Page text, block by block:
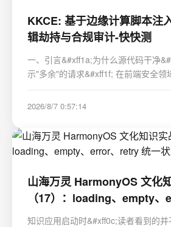
KKCE: 基于边缘计算脚本注
辑劫持与合规审计-快快测
一、引言&#xff1a;为什么源代码干净
示"多余"的请求&#xff1f; 在前端安全领域&#xff0c;开发者习
器端文件完整性校验来确保代码安全
2026/8/7 0:57:14
山海万灵 HarmonyOS 文化
（17）：loading、empty
一状态落地
知识应用启动时&#xff0c;读者看到的